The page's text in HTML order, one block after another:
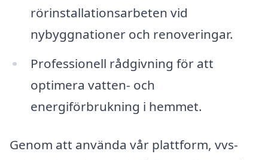
rörinstallationsarbeten vid
nybyggnationer och renoveringar.
Professionell rådgivning för att
optimera vatten- och
energiförbrukning i hemmet.
Genom att använda vår plattform, vvs-